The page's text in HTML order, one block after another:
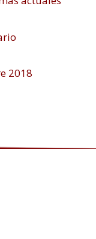
2018